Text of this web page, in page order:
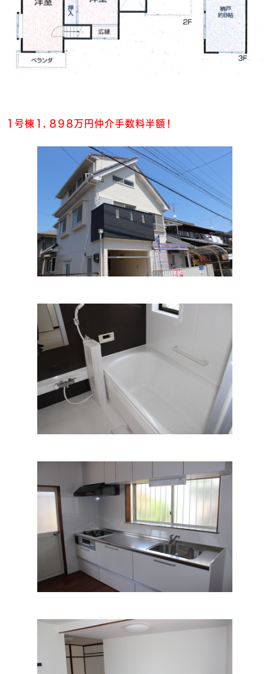
１号棟１，８９８万円仲介手数料半額！